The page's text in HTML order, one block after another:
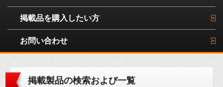
掲載品を購入したい方
お問い合わせ
掲載製品の検索および一覧